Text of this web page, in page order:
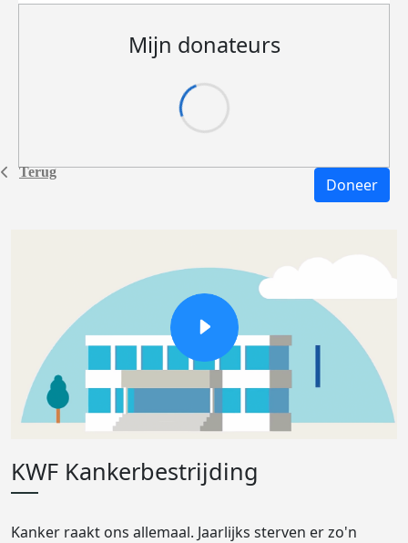
Terug
Mijn donateurs
Doneer
KWF Kankerbestrijding
Kanker raakt ons allemaal. Jaarlijks sterven er zo'n